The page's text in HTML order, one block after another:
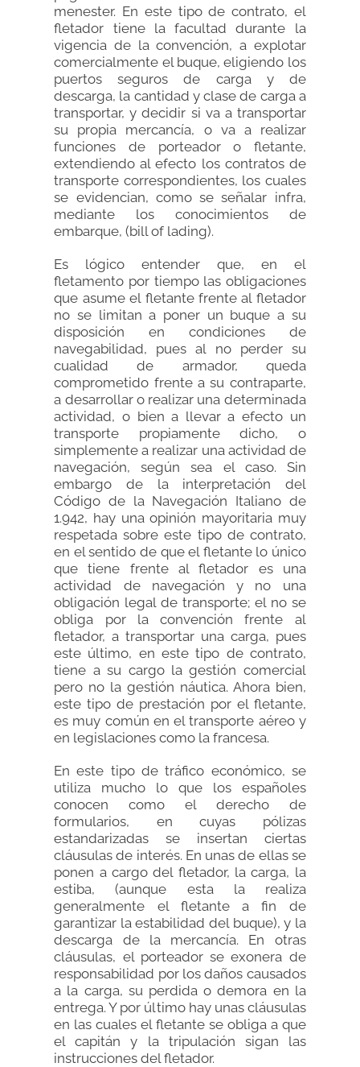
menester. En este tipo de contrato, el
fletador tiene la facultad durante la
vigencia de la convención, a explotar
comercialmente el buque, eligiendo los
puertos seguros de carga y de
descarga, la cantidad y clase de carga a
transportar, y decidir si va a transportar
su propia mercancía, o va a realizar
funciones de porteador o fletante,
extendiendo al efecto los contratos de
transporte correspondientes, los cuales
se evidencian, como se señalar infra,
mediante los conocimientos de
embarque, (bill of lading).
Es lógico entender que, en el
fletamento por tiempo las obligaciones
que asume el fletante frente al fletador
no se limitan a poner un buque a su
disposición en condiciones de
navegabilidad, pues al no perder su
cualidad de armador, queda
comprometido frente a su contraparte,
a desarrollar o realizar una determinada
actividad, o bien a llevar a efecto un
transporte propiamente dicho, o
simplemente a realizar una actividad de
navegación, según sea el caso. Sin
embargo de la interpretación del
Código de la Navegación Italiano de
1.942, hay una opinión mayoritaria muy
respetada sobre este tipo de contrato,
en el sentido de que el fletante lo único
que tiene frente al fletador es una
actividad de navegación y no una
obligación legal de transporte; el no se
obliga por la convención frente al
fletador, a transportar una carga, pues
este último, en este tipo de contrato,
tiene a su cargo la gestión comercial
pero no la gestión náutica. Ahora bien,
este tipo de prestación por el fletante,
es muy común en el transporte aéreo y
en legislaciones como la francesa.
En este tipo de tráfico económico, se
utiliza mucho lo que los españoles
conocen como el derecho de
formularios, en cuyas pólizas
estandarizadas se insertan ciertas
cláusulas de interés. En unas de ellas se
ponen a cargo del fletador, la carga, la
estiba, (aunque esta la realiza
generalmente el fletante a fin de
garantizar la estabilidad del buque), y la
descarga de la mercancía. En otras
cláusulas, el porteador se exonera de
responsabilidad por los daños causados
a la carga, su perdida o demora en la
entrega. Y por último hay unas cláusulas
en las cuales el fletante se obliga a que
el capitán y la tripulación sigan las
instrucciones del fletador.